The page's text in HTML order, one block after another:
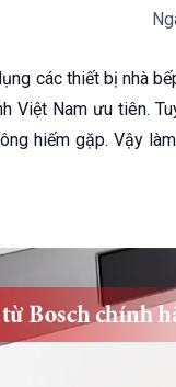
các thiết bị nhà
Việt Nam ưu tiên.
hiếm gặp. Vậy